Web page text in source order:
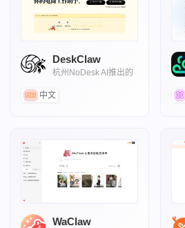
DeskClaw
杭州NoDesk AI推出的
中文
WaClaw